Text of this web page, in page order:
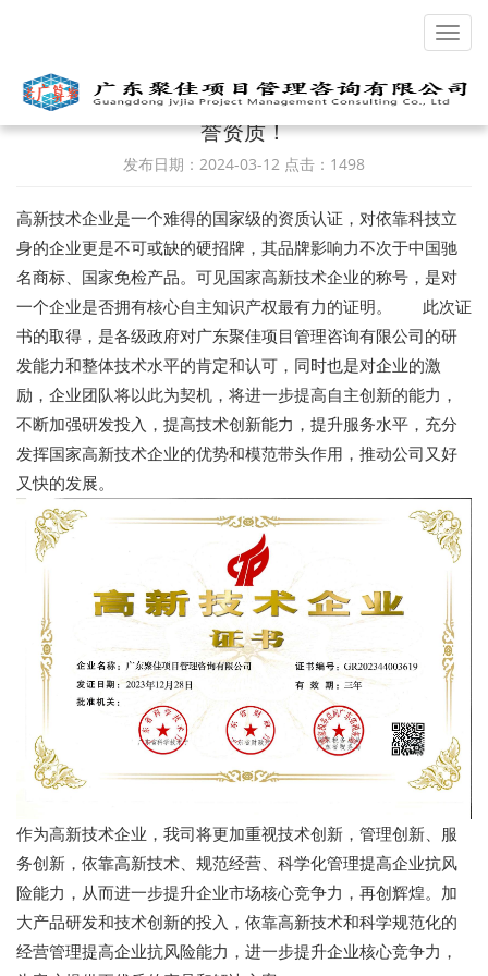
喜讯！热烈祝贺我司获得国家高新技术企业荣
誉资质！
发布日期：2024-03-12 点击：1498
高新技术企业是一个难得的国家级的资质认证，对依靠科技立
身的企业更是不可或缺的硬招牌，其品牌影响力不次于中国驰
名商标、国家免检产品。可见国家高新技术企业的称号，是对
一个企业是否拥有核心自主知识产权最有力的证明。 此次证
书的取得，是各级政府对广东聚佳项目管理咨询有限公司的研
发能力和整体技术水平的肯定和认可，同时也是对企业的激
励，企业团队将以此为契机，将进一步提高自主创新的能力，
不断加强研发投入，提高技术创新能力，提升服务水平，充分
发挥国家高新技术企业的优势和模范带头作用，推动公司又好
又快的发展。
作为高新技术企业，我司将更加重视技术创新，管理创新、服
务创新，依靠高新技术、规范经营、科学化管理提高企业抗风
险能力，从而进一步提升企业市场核心竞争力，再创辉煌。加
大产品研发和技术创新的投入，依靠高新技术和科学规范化的
经营管理提高企业抗风险能力，进一步提升企业核心竞争力，